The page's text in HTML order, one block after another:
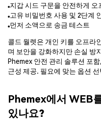
지갑 시드 구문을 안전하게 오
고유 비밀번호 사용 및 2단계
먼저 소액으로 송금 테스트
콜드 월렛은 개인 키를 오프라
며 보안을 강화하지만 손실 방
Phemex 안전 관리 솔루션 포
근성 제공. 필요에 맞는 옵션 선
Phemex에서 WEB
있나요?